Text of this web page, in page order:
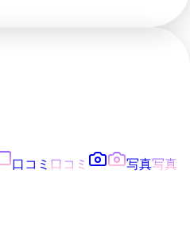
口コミ 口コミ 写真写真